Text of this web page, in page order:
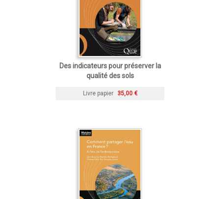
Des indicateurs pour préserver la
qualité des sols
Livre papier 35,00 €